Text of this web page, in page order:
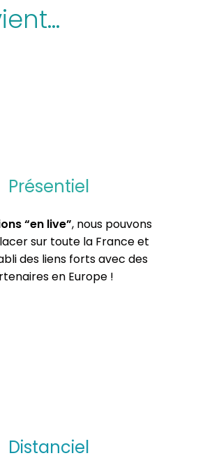
Présentiel
“en live”, nous pouvons
sur toute la France et
des liens forts avec des
en Europe !
Distanciel